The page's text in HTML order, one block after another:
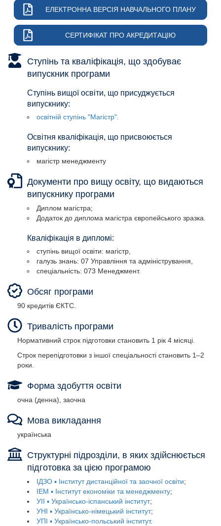
ЕЛЕКТРОННА ВЕРСІЯ НАВЧАЛЬНОГО ПЛАНУ
СЕРТИФІКАТ ПРО АКРЕДИТАЦІЮ
Ступінь та кваліфікація, що здобуває
випускник програми
Ступінь вищої освіти, що присуджується
випускнику:
освітній ступінь "Магістр".
Освітня кваліфікація, що присвоюється
випускнику:
магістр менеджменту
Освітня кваліфікація, що присвоюється
випускнику:
магістр менеджменту
Документи про вищу освіту, що видаються
випускнику програми
Диплом магістра;
Додаток до диплома магістра європейського зразка.
Кваліфікація в дипломі:
ступінь вищої освіти: магістр,
галузь знань: 07 Управління та адміністрування,
спеціальність: 073 Менеджмент.
галузь знань: 07 Управління та адміністрування,
Обсяг програми
90 кредитів ЄКТС.
Тривалість програми
Нормативний строк підготовки становить 1 рік 4 місяці.
Строк перепідготовки з іншої спеціальності становить 1–2
роки.
Форма здобуття освіти
очна (денна), заочна
Мова викладання
українська
90 кредитів ЄКТС.
Нормативний строк підготовки становить 1 рік 4 місяці.
Строк перепідготовки з іншої спеціальності становить 1–2
90 кредитів ЄКТС.
Нормативний строк підготовки становить 1 рік 4 місяці.
90 кредитів ЄКТС.
Нормативний строк підготовки становить 1 рік 4 місяці.
90 кредитів ЄКТС.
Нормативний строк підготовки становить 1 рік 4 місяці.
90 кредитів ЄКТС.
Нормативний строк підготовки становить 1 рік 4 місяці.
Структурні підрозділи, в яких здійснюється
підготовка за цією програмою
ІДЗО ▪ Інститут дистанційної та заочної освіти
ІЕМ ▪ Інститут економіки та менеджменту
УІІ ▪ Українсько-іспанський інститут
УНІ ▪ Українсько-німецький інститут
УПІ ▪ Українсько-польський інститут